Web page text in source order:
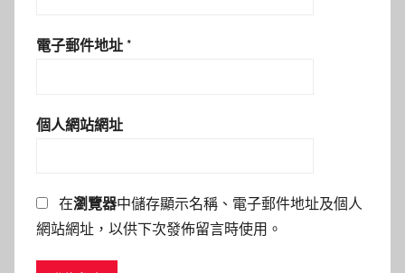
電子郵件地址 *
個人網站網址
在瀏覽器中儲存顯示名稱、電子郵件地址及個人
網站網址，以供下次發佈留言時使用。